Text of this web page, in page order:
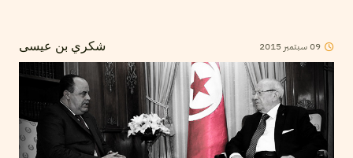
شكري بن عيسى 09سبتمبر 2015